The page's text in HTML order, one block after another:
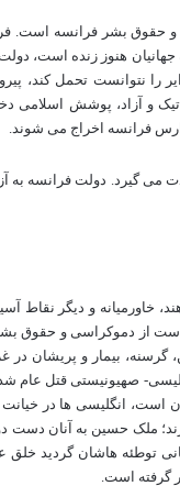
و حقوق بشر فرانسه است.
هنوز زنده است،
را نتوانست تحمل کند،
و آزاد، پوشش اسلامی
فرانسه اخراج می شوند.
می گیرد. دولت فرانسه به
خاورمیانه و دیگر نقاط
دموکراسی و حقوق بشر
گرسنه، بیمار و پریشان در
صهیونیستی قتل عام
انگلیسی ها در خیانت و
ملک حسین به آنان دست
توطئه هاشان گردید
گرفته است.